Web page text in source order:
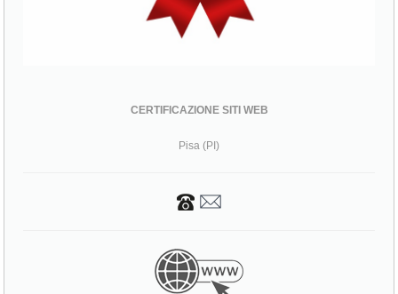
CERTIFICAZIONE SITI WEB
Pisa (PI)